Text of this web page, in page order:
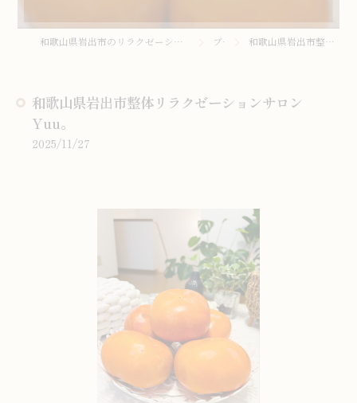
和歌山県岩出市のリラクゼーションサロンなら整体リラクゼーションサロンYuu。 ブログ 和歌山県岩出市整体リラクゼーションサロンYuu。
和歌山県岩出市整体リラクゼーションサロン
Yuu。
2025/11/27